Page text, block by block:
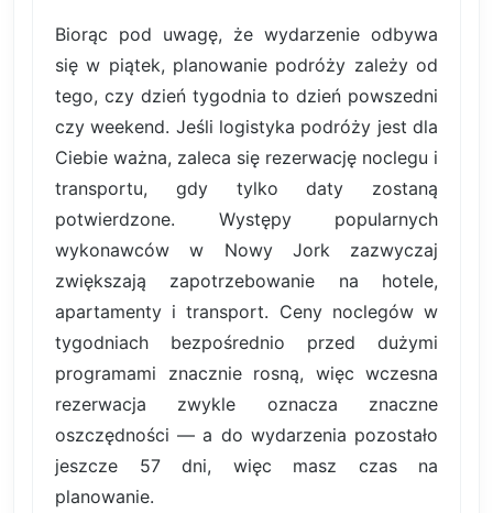
Biorąc pod uwagę, że wydarzenie odbywa
się w piątek, planowanie podróży zależy od
tego, czy dzień tygodnia to dzień powszedni
czy weekend. Jeśli logistyka podróży jest dla
Ciebie ważna, zaleca się rezerwację noclegu i
transportu, gdy tylko daty zostaną
potwierdzone. Występy popularnych
wykonawców w Nowy Jork zazwyczaj
zwiększają zapotrzebowanie na hotele,
apartamenty i transport. Ceny noclegów w
tygodniach bezpośrednio przed dużymi
programami znacznie rosną, więc wczesna
rezerwacja zwykle oznacza znaczne
oszczędności — a do wydarzenia pozostało
jeszcze 57 dni, więc masz czas na
planowanie.